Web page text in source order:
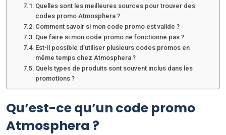
Quelles sont les meilleures sources pour trouver des
codes promo Atmosphera ?
Comment savoir si mon code promo est valide ?
Que faire si mon code promo ne fonctionne pas ?
Est-il possible d’utiliser plusieurs codes promos en
même temps chez Atmosphera ?
Quels types de produits sont souvent inclus dans les
promotions ?
Qu’est-ce qu’un code promo
Atmosphera ?